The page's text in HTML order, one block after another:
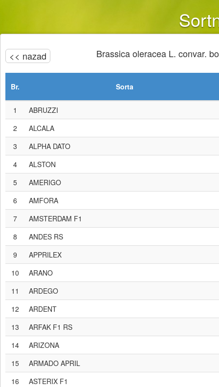
<< nazad Brassica oleracea L. convar.
Br. Sorta
1
ABRUZZI
2
ALCALA
3
ALPHA DATO
4
ALSTON
5
AMERIGO
6
AMFORA
7
AMSTERDAM F1
8
ANDES RS
9
APPRILEX
10
ARANO
11
ARDEGO
12
ARDENT
13
ARFAK F1 RS
14
ARIZONA
15
ARMADO APRIL
16
ASTERIX F1